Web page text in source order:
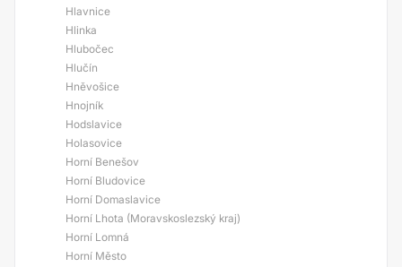
Hlavnice
Hlinka
Hlubočec
Hlučín
Hněvošice
Hnojník
Hodslavice
Holasovice
Horní Benešov
Horní Bludovice
Horní Domaslavice
Horní Lhota (Moravskoslezský kraj)
Horní Lomná
Horní Město